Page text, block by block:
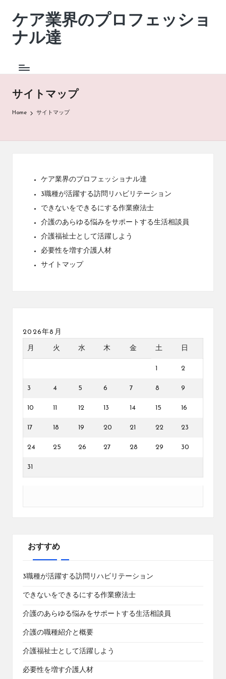
Skip
content
ケア業界のプロフェッショ
ナル達
超
齢
え
い
サイトマップ
Home サイトマップ
ケア業界のプロフェッショナル達
3職種が活躍する訪問リハビリテーション
できないをできるにする作業療法士
介護のあらゆる悩みをサポートする生活相談員
介護福祉士として活躍しよう
必要性を増す介護人材
サイトマップ
2026年8月
月 火 水 木 金 土 日
1 2
3 4 5 6 7 8 9
10 11 12 13 14 15 16
17 18 19 20 21 22 23
24 25 26 27 28 29 30
31
おすすめ
3職種が活躍する訪問リハビリテーション
できないをできるにする作業療法士
介護のあらゆる悩みをサポートする生活相談員
介護の職種紹介と概要
介護福祉士として活躍しよう
必要性を増す介護人材